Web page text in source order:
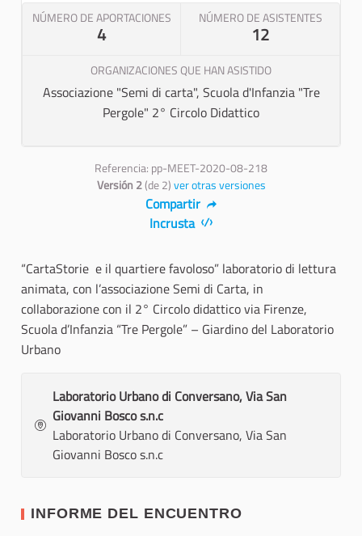
NÚMERO DE APORTACIONES
4
NÚMERO DE ASISTENTES
12
ORGANIZACIONES QUE HAN ASISTIDO
Associazione "Semi di carta", Scuola d'Infanzia "Tre
Pergole" 2° Circolo Didattico
Referencia: pp-MEET-2020-08-218
Versión 2(de 2)ver otras versiones
Compartir
Incrusta
“CartaStorie e il quartiere favoloso” laboratorio di lettura
animata, con l’associazione Semi di Carta, in
collaborazione con il 2° Circolo didattico via Firenze,
Scuola d’Infanzia “Tre Pergole” – Giardino del Laboratorio
Urbano
Laboratorio Urbano di Conversano, Via San
Giovanni Bosco s.n.c
Laboratorio Urbano di Conversano, Via San
Giovanni Bosco s.n.c
INFORME DEL ENCUENTRO